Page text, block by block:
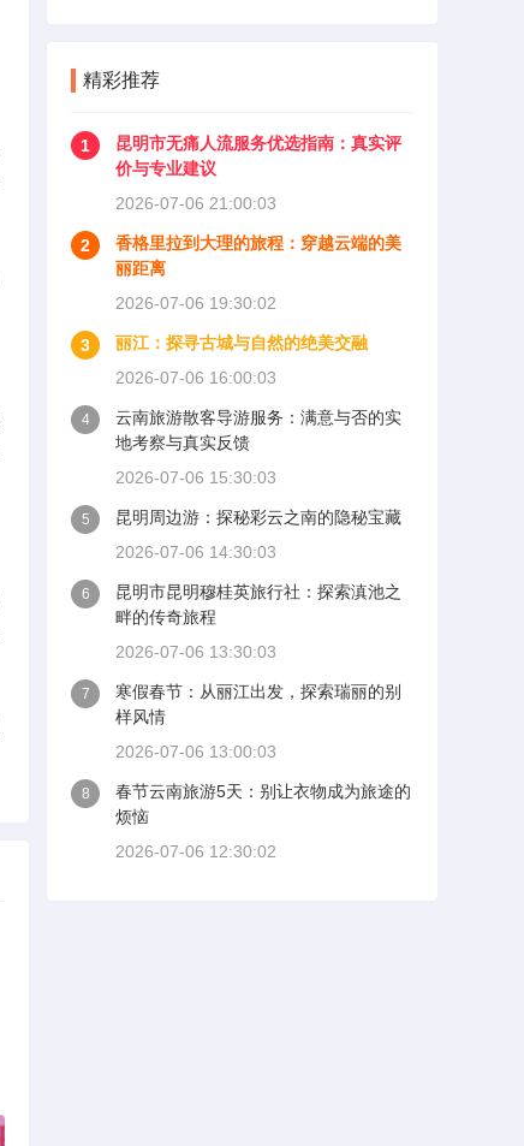
精彩推荐
1
昆明市无痛人流服务优选指南：真实评
价与专业建议
2026-07-06 21:00:03
2
香格里拉到大理的旅程：穿越云端的美
丽距离
2026-07-06 19:30:02
3
丽江：探寻古城与自然的绝美交融
2026-07-06 16:00:03
4
云南旅游散客导游服务：满意与否的实
地考察与真实反馈
2026-07-06 15:30:03
5
昆明周边游：探秘彩云之南的隐秘宝藏
2026-07-06 14:30:03
6
昆明市昆明穆桂英旅行社：探索滇池之
畔的传奇旅程
2026-07-06 13:30:03
7
寒假春节：从丽江出发，探索瑞丽的别
样风情
2026-07-06 13:00:03
8
春节云南旅游5天：别让衣物成为旅途的
烦恼
2026-07-06 12:30:02